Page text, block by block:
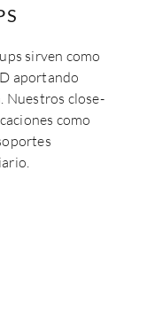
sirven como
aportando
Nuestros close-
como